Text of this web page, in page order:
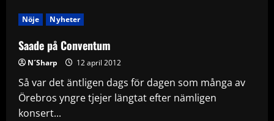
Nöje Nyheter
Saade på Conventum
N´Sharp 12 april 2012
Så var det äntligen dags för dagen som många av
Örebros yngre tjejer längtat efter nämligen
konsert...